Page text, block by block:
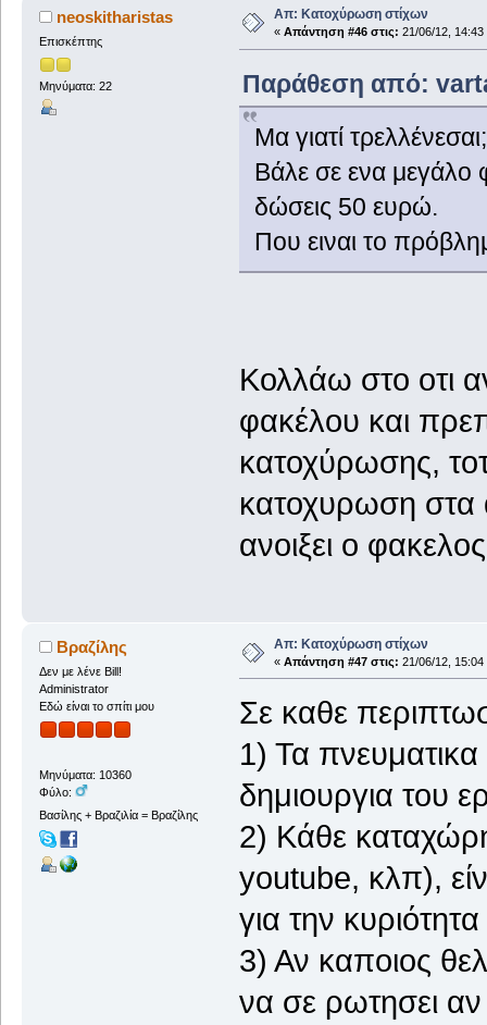
neoskitharistas
Επισκέπτης
Μηνύματα: 22
Απ: Κατοχύρωση στίχων
« Απάντηση #46 στις: 21/06/12, 14:43
Παράθεση από:
Μα γιατί τρελλένεσαι;
Βάλε σε ενα μεγάλο
δώσεις 50 ευρώ.
Που ειναι το
Κολλάω στο οτι
φακέλου και
κατοχύρωσης,
κατοχυρωση στα
ανοιξει ο
Βραζίλης
Δεν με λένε Bill!
Administrator
Εδώ είναι το σπίτι μου
Μηνύματα: 10360
Φύλο:
Βασίλης + Βραζιλία = Βραζίλης
Απ: Κατοχύρωση στίχων
« Απάντηση #47 στις: 21/06/12, 15:04
Σε καθε
1) Τα
δημιουργια του
2) Κάθε
youtube, κλπ),
για την
3) Αν καποιος
να σε ρωτησει